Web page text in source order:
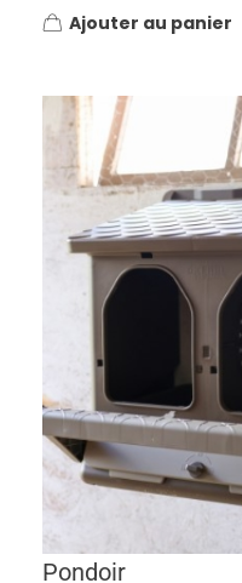
Ajouter au panier
Pondoir